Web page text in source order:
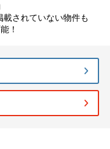
載されていない物件も
！